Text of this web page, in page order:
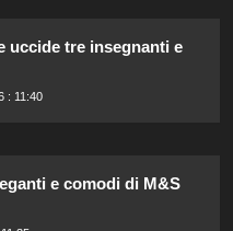
uccide tre insegnanti e
: 11:40
e comodi di M&S